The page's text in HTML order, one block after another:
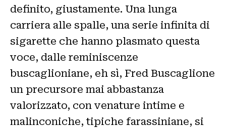
definito, giustamente. Una lunga
carriera alle spalle, una serie infinita di
sigarette che hanno plasmato questa
voce, dalle reminiscenze
buscaglioniane, eh sì, Fred Buscaglione
un precursore mai abbastanza
valorizzato, con venature intime e
malinconiche, tipiche farassiniane, si